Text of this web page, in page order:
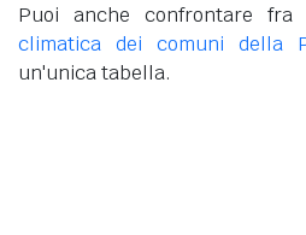
Puoi anche confrontare
climatica dei comuni della
un'unica tabella.